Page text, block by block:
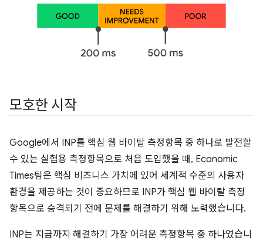
모호한 시작
Google에서 INP를 핵심 웹 바이탈 측정항목 중 하나로 발전할
수 있는 실험용 측정항목으로 처음 도입했을 때, Economic
Times팀은 핵심 비즈니스 가치에 있어 세계적 수준의 사용자
환경을 제공하는 것이 중요하므로 INP가 핵심 웹 바이탈 측정
항목으로 승격되기 전에 문제를 해결하기 위해 노력했습니다.
INP는 지금까지 해결하기 가장 어려운 측정항목 중 하나였습니